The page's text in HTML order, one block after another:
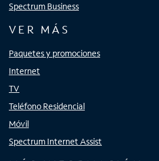
Spectrum Business
VER MÁS
Paquetes y promociones
Internet
TV
Teléfono Residencial
Móvil
Spectrum Internet Assist